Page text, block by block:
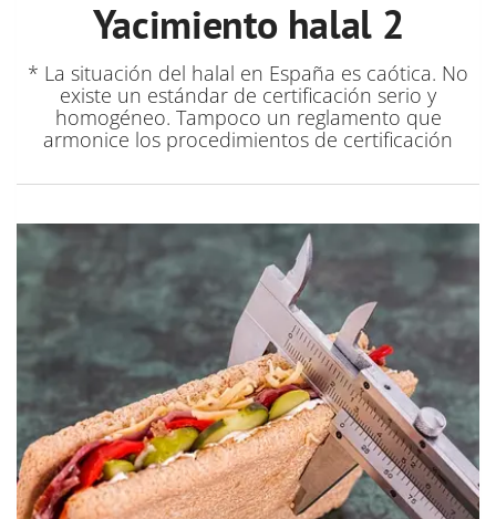
Yacimiento halal 2
* La situación del halal en España es caótica. No
existe un estándar de certificación serio y
homogéneo. Tampoco un reglamento que
armonice los procedimientos de certificación